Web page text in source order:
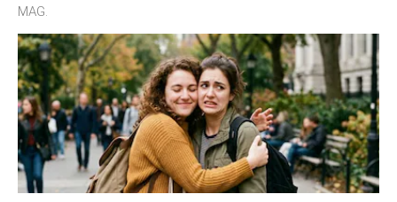
cognitiva, gratitud y no solo tienen autocontrol
MAG.